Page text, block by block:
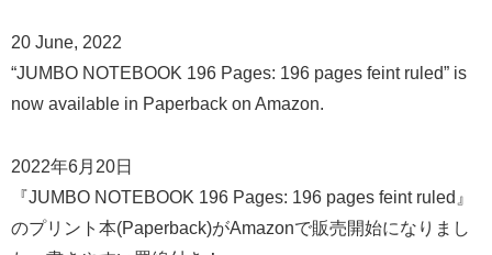
20 June, 2022
“JUMBO NOTEBOOK 196 Pages: 196 pages feint ruled” is
now available in Paperback on Amazon.
2022年6月20日
『JUMBO NOTEBOOK 196 Pages: 196 pages feint ruled』
のプリント本(Paperback)がAmazonで販売開始になりまし